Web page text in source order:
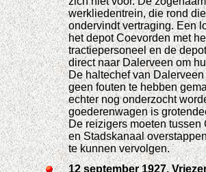
werkliedentrein, die rond
ondervindt vertraging. Een
het depot Coevorden met
tractiepersoneel en de
direct naar Dalerveen om
De haltechef van
geen fouten te hebben
echter nog onderzocht
goederenwagen is
De reizigers moeten tussen
en Stadskanaal
te kunnen vervolgen.
12 september 1927,